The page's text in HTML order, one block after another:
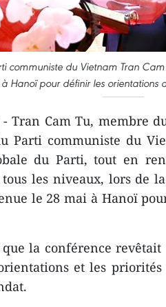
communiste du Vietnam Tran
Hanoï pour définir les orientations
Tran Cam Tu, membre
Parti communiste du
du Parti, tout en
les niveaux, lors de
le 28 mai à Hanoï
la conférence
et les